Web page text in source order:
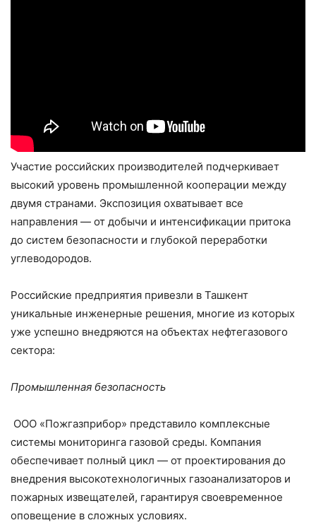
Участие российских производителей подчеркивает
высокий уровень промышленной кооперации между
двумя странами. Экспозиция охватывает все
направления — от добычи и интенсификации притока
до систем безопасности и глубокой переработки
углеводородов.
Российские предприятия привезли в Ташкент
уникальные инженерные решения, многие из которых
уже успешно внедряются на объектах нефтегазового
сектора:
Промышленная безопасность
ООО «Пожгазприбор» представило комплексные
системы мониторинга газовой среды. Компания
обеспечивает полный цикл — от проектирования до
внедрения высокотехнологичных газоанализаторов и
пожарных извещателей, гарантируя своевременное
оповещение в сложных условиях.